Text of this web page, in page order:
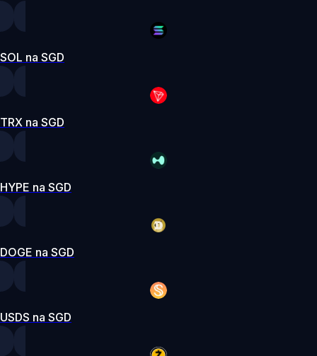
SOL na SGD
TRX na SGD
HYPE na SGD
DOGE na SGD
USDS na SGD